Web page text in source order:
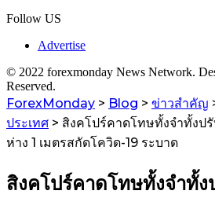
Follow US
Advertise
© 2022 forexmonday News Network.
Reserved.
ForexMonday > Blog > ข่าวสำคัญ
ประเทศ > สิงคโปร์คาดโทษทั้งจำทั้งป
ห่าง 1 เมตรสกัดโควิด-19 ระบาด
สิงคโปร์คาดโทษทั้งจำทั้